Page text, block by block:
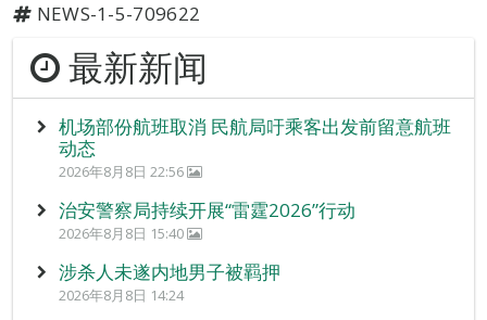
NEWS-1-5-709622
最新新闻
机场部份航班取消 民航局吁乘客出发前留意航班
动态
2026年8月8日 22:56
治安警察局持续开展“雷霆2026”行动
2026年8月8日 15:40
涉杀人未遂内地男子被羁押
2026年8月8日 14:24